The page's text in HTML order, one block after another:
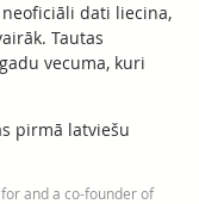
dati liecina,
Tautas
vecuma, kuri
pirmā latviešu
and a co-founder of